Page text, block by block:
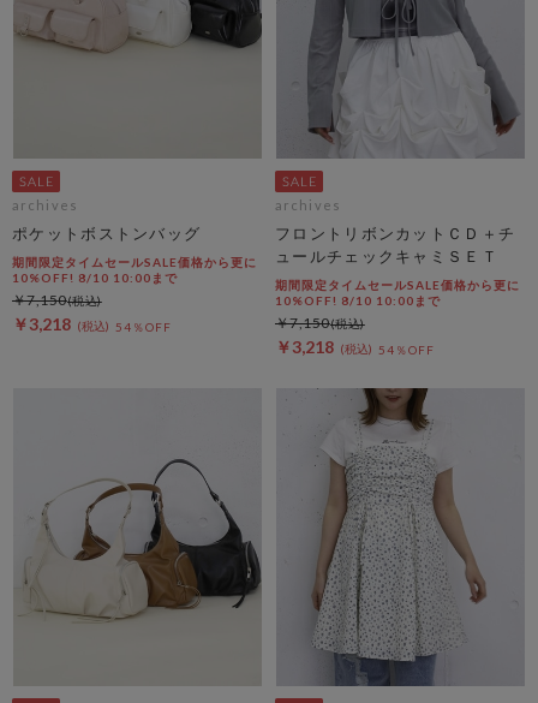
archives
ポケットボストンバッグ
期間限定タイムセールSALE価格から更に
10%OFF! 8/10 10:00まで
￥3,218 54％OFF
￥7,150
archives
フロントリボンカットＣＤ＋チ
ュールチェックキャミＳＥＴ
期間限定タイムセールSALE価格から更に
10%OFF! 8/10 10:00まで
￥3,218 54％OFF
￥7,150